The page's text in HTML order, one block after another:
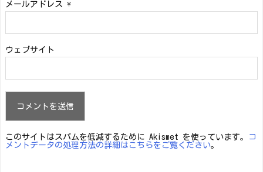
メールアドレス *
ウェブサイト
このサイトはスパムを低減するために Akismet を使っています。
コ
メントデータの処理方法の詳細はこちらをご覧ください。